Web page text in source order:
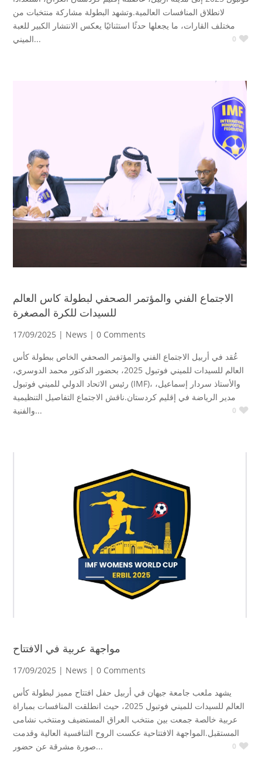
لانطلاق المنافسات العالمية.وتشهد البطولة مشاركة منتخبات من
مختلف القارات، ما يجعلها حدثًا استثنائيًا يعكس الانتشار الكبير للعبة
الميني...
0
الاجتماع الفني والمؤتمر الصحفي لبطولة كاس العالم
للسيدات للكرة المصغرة
17/09/2025 | News | 0 Comments
عُقد في أربيل الاجتماع الفني والمؤتمر الصحفي الخاص ببطولة كأس
العالم للسيدات للميني فوتبول 2025، بحضور الدكتور محمد الدوسري،
رئيس الاتحاد الدولي للميني فوتبول (IMF)، والأستاذ سردار إسماعيل،
مدير الرياضة في إقليم كردستان.ناقش الاجتماع التفاصيل التنظيمية
والفنية...
0
مواجهة عربية في الافتتاح
17/09/2025 | News | 0 Comments
يشهد ملعب جامعة جيهان في أربيل حفل افتتاح مميز لبطولة كأس
العالم للسيدات للميني فوتبول 2025، حيث انطلقت المنافسات بمباراة
عربية خالصة جمعت بين منتخب العراق المستضيف ومنتخب نشامى
المستقبل.المواجهة الافتتاحية عكست الروح التنافسية العالية وقدمت
صورة مشرقة عن حضور...
0